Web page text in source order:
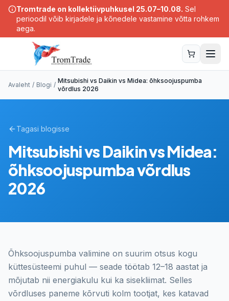
Hüppa põhisisule
Tromtrade on kollektiivpuhkusel 25.07–10.08. Sel
perioodil võib kirjadele ja kõnedele vastamine võtta rohkem
aega.
Avaleht / Blogi /
Mitsubishi vs Daikin vs Midea: õhksoojuspumba
võrdlus 2026
Tagasi blogisse
Mitsubishi vs Daikin vs Midea:
õhksoojuspumba võrdlus
2026
Õhksoojuspumba valimine on suurim otsus kogu
küttesüsteemi puhul — seade töötab 12–18 aastat ja
mõjutab nii energiakulu kui ka sisekliimat. Selles
võrdluses paneme kõrvuti kolm tootjat, kes katavad